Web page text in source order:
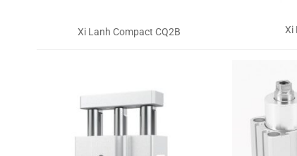
Xi Lanh Compact CQ2B Xi